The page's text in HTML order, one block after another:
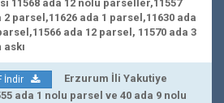
11568 ada 12 nolu parseller,11557
parsel,11626 ada 1 parsel,11630 ada
ada 12 parsel, 11570 ada 3
İndir
Erzurum İli Yakutiye
ada 1 nolu parsel ve 40 ada 9 nolu